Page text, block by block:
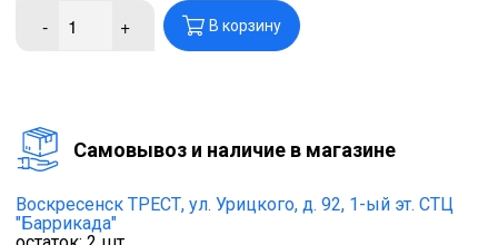
- + В корзину
Cамовывоз и наличие в магазине
Воскресенск ТРЕСТ, ул. Урицкого, д. 92, 1-ый эт. СТЦ
"Баррикада"